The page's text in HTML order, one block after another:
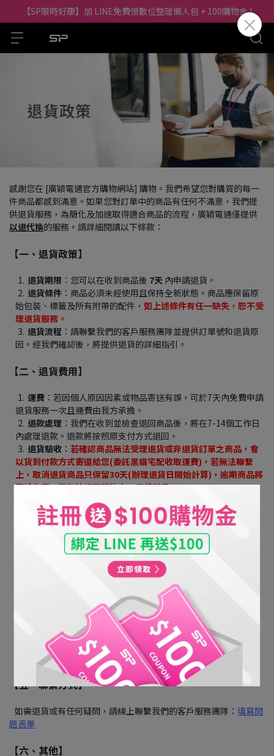
【SP限時好康】加 LINE免費領數位整理懶人包 + 100購物金 !
感謝您在 [廣穎電通官方購物網站] 購物。我們希望您對購買的每一
件商品都感到滿意。如果您對訂單中的商品有任何不滿意，我們提
供退貨服務，為簡化及加速取得適合商品的流程，廣穎電通僅提供
以退代換的服務。請詳細閱讀以下條款：
【一、退貨政策】
退貨期限 ：您可以在收到商品後 7天 內申請退貨。
退貨條件 ：商品必須未經使用且保持全新狀態。商品應保留原
始包裝、標籤及所有附帶的配件， 如上述條件有任一缺失，恕不受
理退貨服務。
退貨流程 ：請聯繫我們的客戶服務團隊並提供訂單號和退貨原
因。經我們確認後，將提供退貨的詳細指引。
【二、退貨費用】
運費 ：若因個人原因因素或物品寄送有誤，可於7天內免費申請
退貨服務一次且運費由我方承擔。
退款處理 ：我們在收到並檢查退回商品後，將在7-14個工作日
內處理退款。退款將按照原支付方式退回。
退貨驗收 ： 若確認商品無法受理退貨或非退貨訂單之商品，會
以貨到付款方式寄還給您(委託黑貓宅配收取運費)，若無法聯繫
上，取消退貨商品只保留30天(辦理退貨日開始計算)，逾期商品將
直接作廢，恕無法退回購物金，還請留意。
【三、商品質量問題】
：我們對所有商品進行嚴格的品質控管。如果您收到
的商品存在品質問題，請在收到商品後 7 天內聯繫客服信箱。
：我們將根據具體情況安排退貨或退款。
：促銷商品除非存在品質問題，否則不提供退貨服
客製商品
：定制商品除非存在品質問題或訂單錯誤，否則不提
供退貨服務。
【五、聯繫方式】
如需退貨或有任何疑問，請線上聯繫我們的客戶服務團隊： 填寫問
題表單
【六、其他】